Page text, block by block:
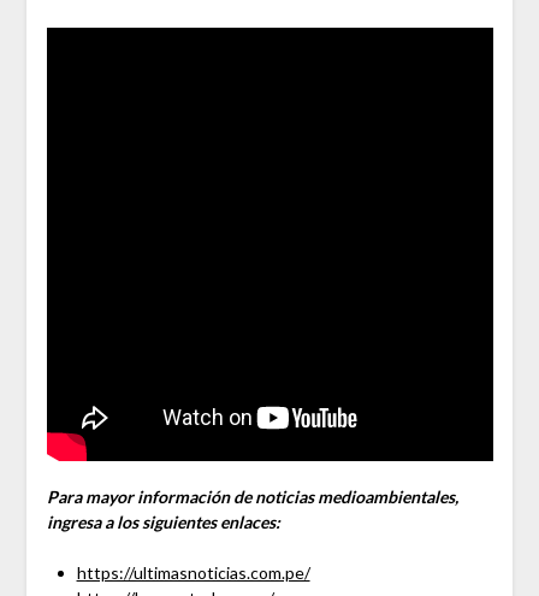
Para mayor información de noticias medioambientales,
ingresa a los siguientes enlaces:
https://ultimasnoticias.com.pe/